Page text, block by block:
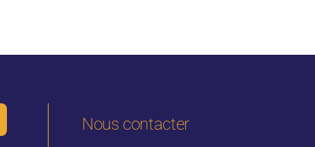
Nous contacter